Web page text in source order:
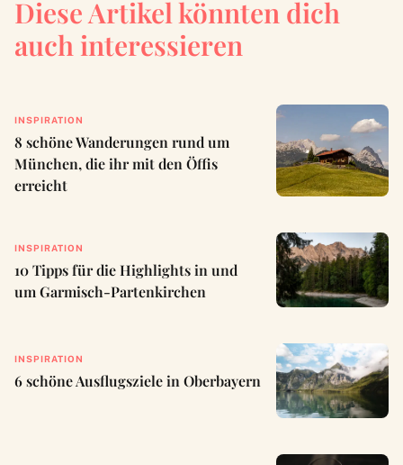
Diese Artikel könnten dich
auch interessieren
INSPIRATION
8 schöne Wanderungen rund um
München, die ihr mit den Öffis
erreicht
INSPIRATION
10 Tipps für die Highlights in und
um Garmisch-Partenkirchen
INSPIRATION
6 schöne Ausflugsziele in Oberbayern